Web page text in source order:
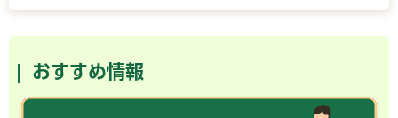
おすすめ情報